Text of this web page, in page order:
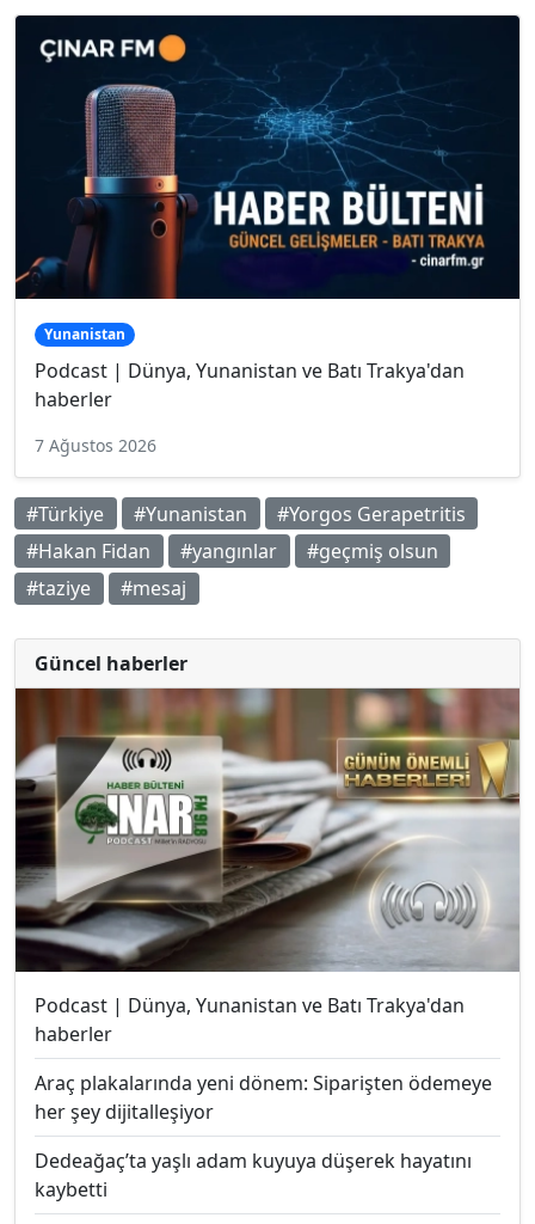
Yunanistan
Podcast | Dünya, Yunanistan ve Batı Trakya'dan
haberler
7 Ağustos 2026
#Türkiye #Yunanistan
#Yorgos Gerapetritis
#Hakan Fidan
#yangınlar
#geçmiş olsun
#taziye
#mesaj
Güncel haberler
Podcast | Dünya, Yunanistan ve Batı Trakya'dan
haberler
Araç plakalarında yeni dönem: Siparişten ödemeye
her şey dijitalleşiyor
Dedeağaç’ta yaşlı adam kuyuya düşerek hayatını
kaybetti